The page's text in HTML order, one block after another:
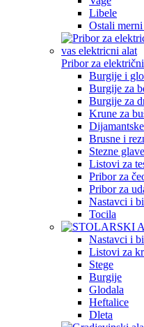
Libele
Ostali
Pribor za
Burgije i
Burgije za
Burgije za
Krune za
Brusne i
Stezne
Listovi za
Pribor za
Pribor za
Nastavci i
Tocila
Nastavci i
Listovi za
Stege
Burgije
Glodala
Heftalice
Dleta